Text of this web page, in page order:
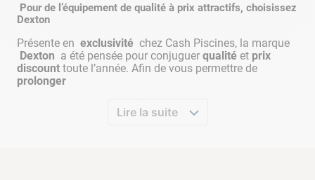
Pour de l’équipement de qualité à prix attractifs, choisissez
Dexton
Présente en exclusivité chez Cash Piscines, la marque
Dexton a été pensée pour conjuguer qualité et prix
discount toute l’année. Afin de vous permettre de
prolonger
Lire la suite